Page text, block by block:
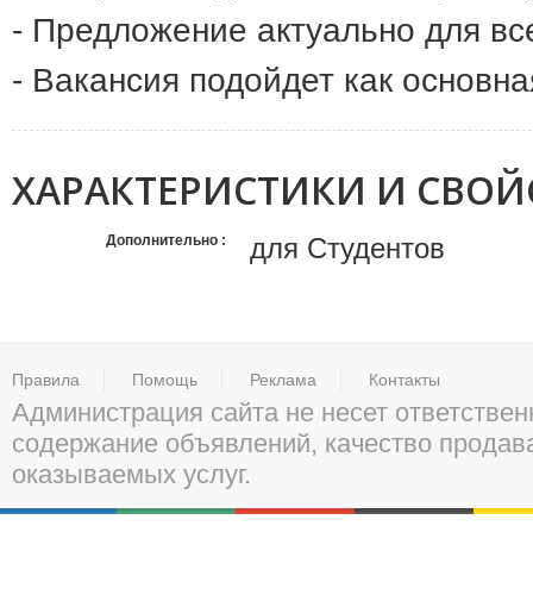
- Предложение актуально для
- Вакансия подойдет как
ХАРАКТЕРИСТИКИ И
Дополнительно для Студентов
Правила Помощь Реклама Контакты
Администрация сайта не несет
содержание объявлений, качество
оказываемых услуг.